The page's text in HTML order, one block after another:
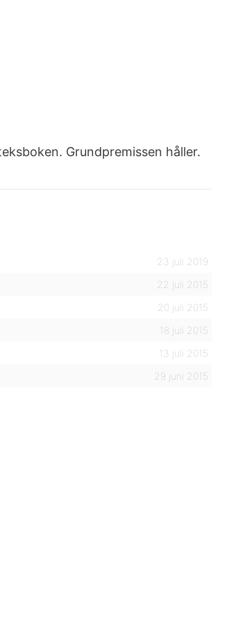
Grundpremissen håller.
23 juli 2019
22 juli 2015
20 juli 2015
18 juli 2015
13 juli 2015
29 juni 2015